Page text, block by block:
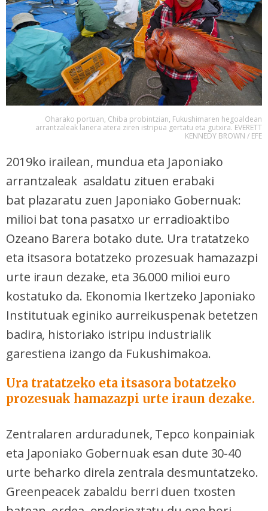
Oharako portuan, Chiba probintzian, Fukushimaren hegoaldean
arrantzaleak lanera atera ziren istripua gertatu eta gutxira. EVERETT
KENNEDY BROWN / EFE
2019ko irailean, mundua eta Japoniako
arrantzaleak asaldatu zituen erabaki
bat plazaratu zuen Japoniako Gobernuak:
milioi bat tona pasatxo ur erradioaktibo
Ozeano Barera botako dute. Ura tratatzeko
eta itsasora botatzeko prozesuak hamazazpi
urte iraun dezake, eta 36.000 milioi euro
kostatuko da. Ekonomia Ikertzeko Japoniako
Institutuak eginiko aurreikuspenak betetzen
badira, historiako istripu industrialik
garestiena izango da Fukushimakoa.
Ura tratatzeko eta itsasora botatzeko
prozesuak hamazazpi urte iraun dezake.
Zentralaren arduradunek, Tepco konpainiak
eta Japoniako Gobernuak esan dute 30-40
urte beharko direla zentrala desmuntatzeko.
Greenpeacek zabaldu berri duen txosten